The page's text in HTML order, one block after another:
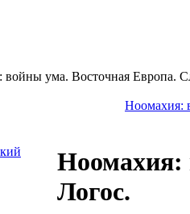
войны ума. Восточная Европа.
Ноомахия:
Ноомахия:
Логос.